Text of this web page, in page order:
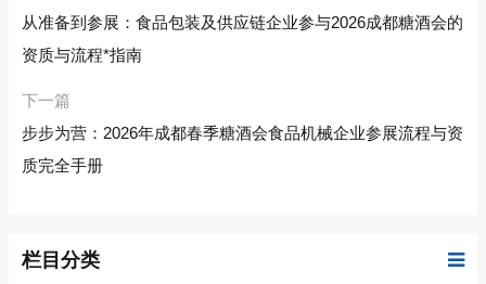
从准备到参展：食品包装及供应链企业参与2026成都糖酒会的
资质与流程*指南
下一篇
步步为营：2026年成都春季糖酒会食品机械企业参展流程与资
质完全手册
栏目分类